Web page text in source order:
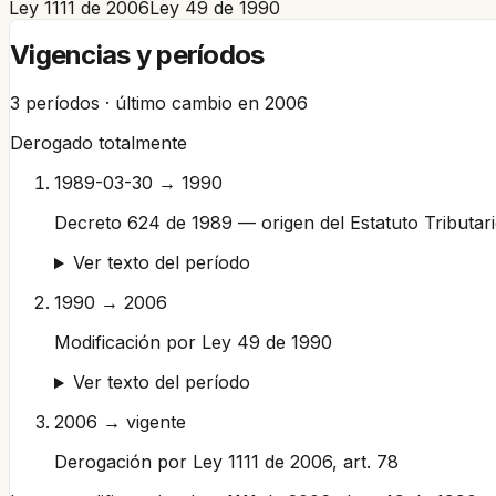
Ley 1111 de 2006Ley 49 de 1990
Vigencias y períodos
3 períodos · último cambio en 2006
Derogado totalmente
1989-03-30 → 1990
Decreto 624 de 1989 — origen del Estatuto
Ver texto del período
1990 → 2006
Modificación por Ley 49 de 1990
Ver texto del período
2006 → vigente
Derogación por Ley 1111 de 2006, art. 78